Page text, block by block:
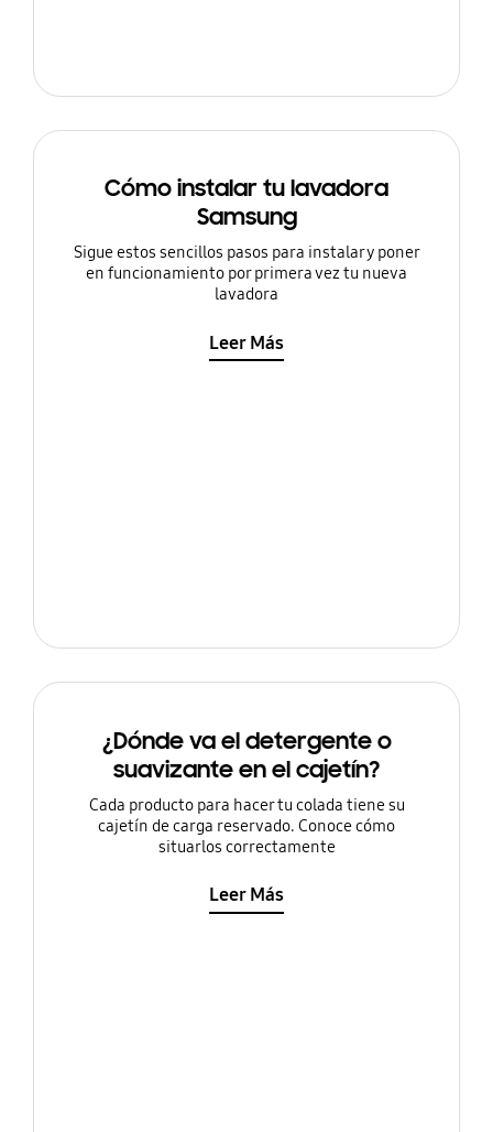
Cómo instalar tu lavadora
Samsung
Sigue estos sencillos pasos para instalar y poner
en funcionamiento por primera vez tu nueva
lavadora
Leer Más
¿Dónde va el detergente o
suavizante en el cajetín?
Cada producto para hacer tu colada tiene su
cajetín de carga reservado. Conoce cómo
situarlos correctamente
Leer Más